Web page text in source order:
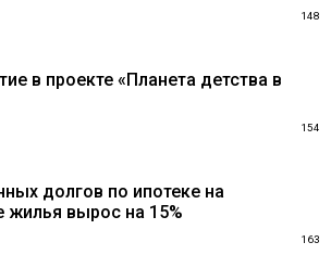
148
в проекте «Планета детства в
154
долгов по ипотеке на
жилья вырос на 15%
163